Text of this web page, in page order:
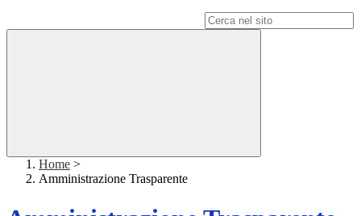
Home >
Amministrazione Trasparente